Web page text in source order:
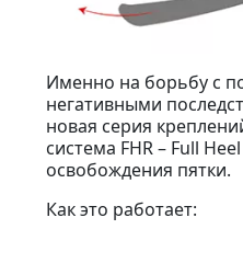
Именно на борьбу с
негативными
новая серия
система FHR – Full
освобождения пятки.
Как это работает: